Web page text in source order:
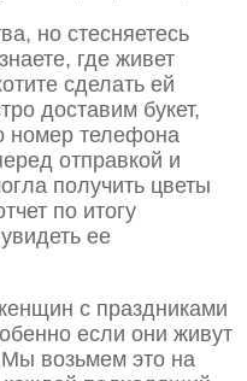
но стесняетесь
где живет
сделать ей
доставим букет,
номер телефона
отправкой и
получить цветы
по итогу
ее
с праздниками
если они живут
возьмем это на